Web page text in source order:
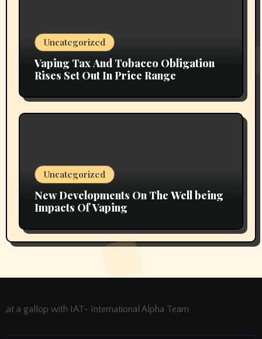
Uncategorized
Vaping Tax And Tobacco Obligation
Rises Set Out In Price Range
Uncategorized
New Developments On The Well being
Impacts Of Vaping
at a gallop with IAT- International Alpha Team